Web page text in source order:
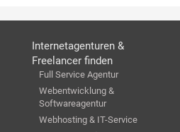
Internetagenturen &
Freelancer finden
Full Service Agentur
Webentwicklung &
Softwareagentur
Webhosting & IT-Service